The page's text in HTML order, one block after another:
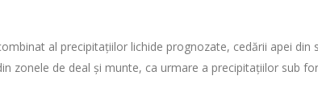
al precipitaţiilor lichide prognozate, cedării apei din
zonele de deal şi munte, ca urmare a precipitaţiilor sub